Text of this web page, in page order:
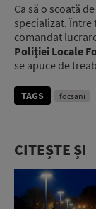
Ca să o scoată
specializat. Între
comandat
Poliţiei Locale
se apuce de
TAGS focsani
CITEȘTE ȘI